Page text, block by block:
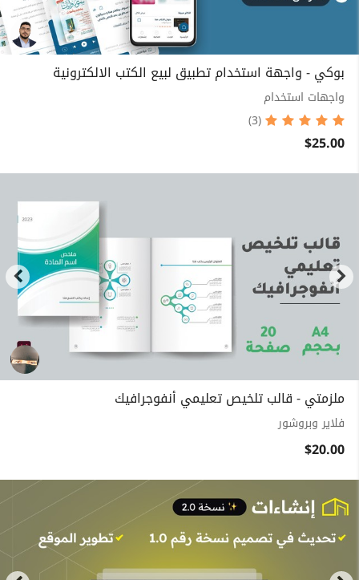
بوكي - واجهة استخدام تطبيق لبيع الكتب الالكترونية
واجهات استخدام
(3)
$25.00
ملزمتي - قالب تلخيص تعليمي أنفوجرافيك
فلاير وبروشور
$20.00